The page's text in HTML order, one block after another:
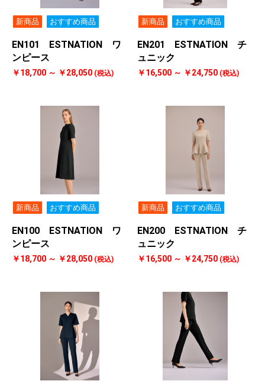
新商品 おすすめ商品
EN101 ESTNATION ワ
ンピース
￥18,700 ～ ￥28,050 (税込)
新商品 おすすめ商品
EN201 ESTNATION チ
ュニック
￥16,500 ～ ￥24,750 (税込)
新商品 おすすめ商品
EN100 ESTNATION ワ
ンピース
￥18,700 ～ ￥28,050 (税込)
新商品 おすすめ商品
EN200 ESTNATION チ
ュニック
￥16,500 ～ ￥24,750 (税込)